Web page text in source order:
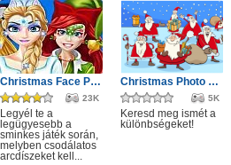
Christmas Face Painting
23K
Legyél te a
legügyesebb a
sminkes játék során,
melyben csodálatos
arcdíszeket kell...
Christmas Photo Differences 2
5K
Keresd meg ismét a
különbségeket!